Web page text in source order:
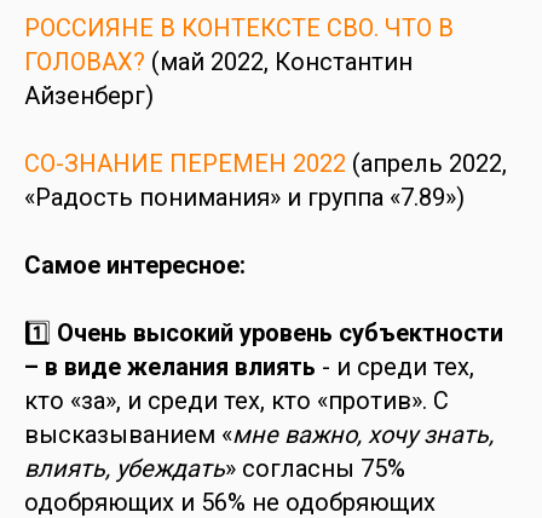
РОССИЯНЕ В КОНТЕКСТЕ СВО. ЧТО В
ГОЛОВАХ? (май 2022, Константин
Айзенберг)
СО-ЗНАНИЕ ПЕРЕМЕН 2022 (апрель 2022,
«Радость понимания» и группа «7.89»)
Самое интересное:
1️⃣ Очень высокий уровень субъектности
– в виде желания влиять - и среди тех,
кто «за», и среди тех, кто «против». С
высказыванием «мне важно, хочу знать,
влиять, убеждать» согласны 75%
одобряющих и 56% не одобряющих